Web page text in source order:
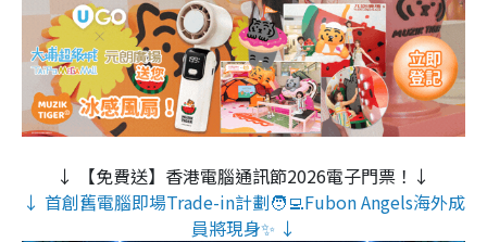
↓ 【免費送】香港電腦通訊節2026電子門票！↓
↓ 首創舊電腦即場Trade-in計劃🧑‍💻Fubon Angels海外成
員將現身✨ ↓